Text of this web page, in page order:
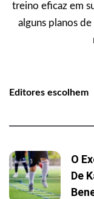
treino eficaz em
alguns planos
Editores escolhem
O
De